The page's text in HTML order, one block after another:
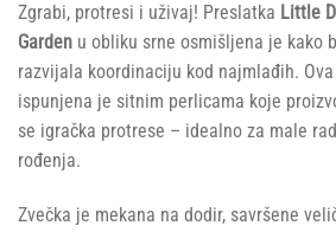
Zgrabi, protresi i uživaj! Preslatka Little
Garden u obliku srne osmišljena je kako
razvijala koordinaciju kod najmlađih. Ova
ispunjena je sitnim perlicama koje
se igračka protrese – idealno za male
rođenja.
Zvečka je mekana na dodir, savršene